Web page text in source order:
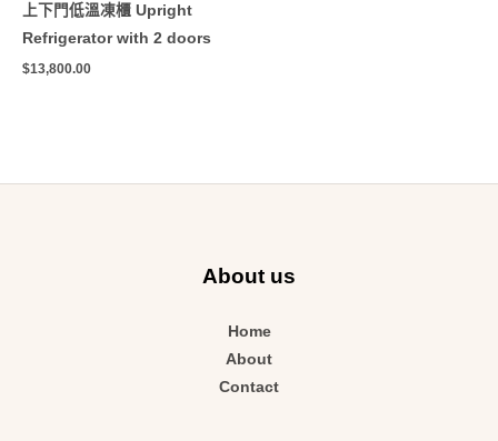
上下門低溫凍櫃 Upright
Refrigerator with 2 doors
$13,800.00
About us
Home
About
Contact